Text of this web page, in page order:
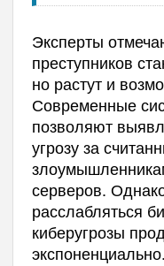
Эксперты
преступников
но растут и
Современные
позволяют
угрозу за
серверов.
расслабляться
киберугрозы
экспоненциально.